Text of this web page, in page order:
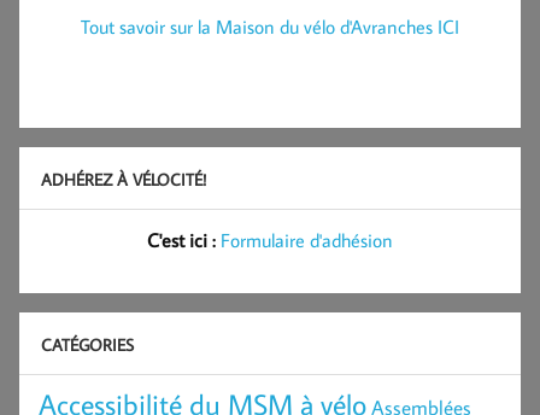
Tout savoir sur la Maison du vélo d'Avranches ICI
ADHÉREZ À VÉLOCITÉ!
C'est ici : Formulaire d'adhésion
CATÉGORIES
Accessibilité du MSM à véloAssemblées